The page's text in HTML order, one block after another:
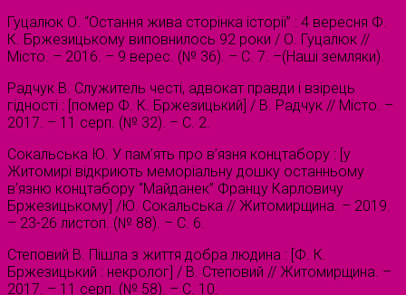
Гуцалюк О. “Остання жива сторінка історії” : 4 вересня Ф.
К. Бржезицькому виповнилось 92 роки / О. Гуцалюк //
Місто. – 2016. – 9 верес. (№ 36). – С. 7. –(Наші земляки).
Радчук В. Служитель честі, адвокат правди і взірець
гідності : [помер Ф. К. Бржезицький] / В. Радчук // Місто. –
2017. – 11 серп. (№ 32). – С. 2.
Сокальська Ю. У пам’ять про в’язня концтабору : [у
Житомирі відкриють меморіальну дошку останньому
в’язню концтабору “Майданек” Францу Карловичу
Бржезицькому] /Ю. Сокальська // Житомирщина. – 2019.
– 23-26 листоп. (№ 88). – С. 6.
Степовий В. Пішла з життя добра людина : [Ф. К.
Бржезицький : некролог] / В. Степовий // Житомирщина. –
2017. – 11 серп. (№ 58). – С. 10.